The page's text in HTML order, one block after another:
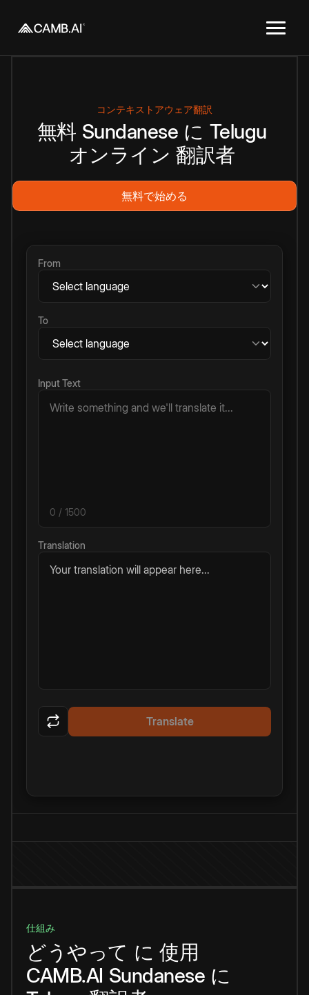
コンテキストアウェア翻訳
無料 Sundanese に Telugu
オンライン 翻訳者
無料で始める
From
To
Input Text
0 / 1500
Translation
Your translation will appear here...
Translate
仕組み
どうやって に 使用
CAMB.AI Sundanese に